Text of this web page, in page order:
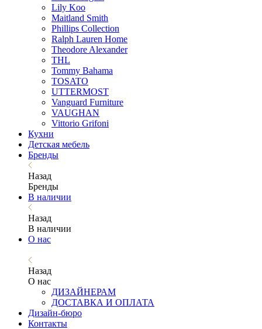
Lily Koo
Maitland Smith
Phillips Collection
Ralph Lauren Home
Theodore Alexander
THL
Tommy Bahama
TOSATO
UTTERMOST
Vanguard Furniture
VAUGHAN
Vittorio Grifoni
Кухни
Детская мебель
Бренды
Назад
Бренды
В наличии
Назад
В наличии
О нас
Назад
О нас
ДИЗАЙНЕРАМ
ДОСТАВКА И ОПЛАТА
Дизайн-бюро
Контакты